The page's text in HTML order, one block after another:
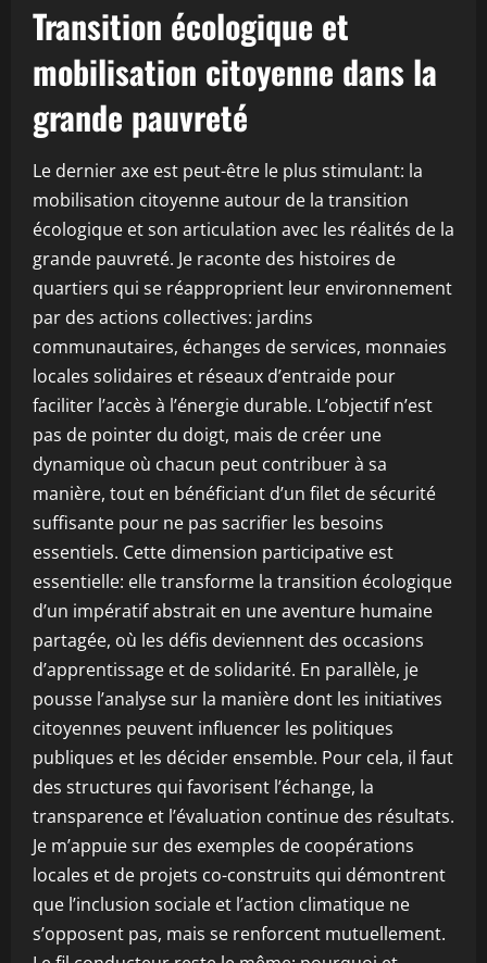
Transition écologique et
mobilisation citoyenne dans la
grande pauvreté
Le dernier axe est peut-être le plus stimulant: la
mobilisation citoyenne autour de la transition
écologique et son articulation avec les réalités de la
grande pauvreté. Je raconte des histoires de
quartiers qui se réapproprient leur environnement
par des actions collectives: jardins
communautaires, échanges de services, monnaies
locales solidaires et réseaux d’entraide pour
faciliter l’accès à l’énergie durable. L’objectif n’est
pas de pointer du doigt, mais de créer une
dynamique où chacun peut contribuer à sa
manière, tout en bénéficiant d’un filet de sécurité
suffisante pour ne pas sacrifier les besoins
essentiels. Cette dimension participative est
essentielle: elle transforme la transition écologique
d’un impératif abstrait en une aventure humaine
partagée, où les défis deviennent des occasions
d’apprentissage et de solidarité. En parallèle, je
pousse l’analyse sur la manière dont les initiatives
citoyennes peuvent influencer les politiques
publiques et les décider ensemble. Pour cela, il faut
des structures qui favorisent l’échange, la
transparence et l’évaluation continue des résultats.
Je m’appuie sur des exemples de coopérations
locales et de projets co-construits qui démontrent
que l’inclusion sociale et l’action climatique ne
s’opposent pas, mais se renforcent mutuellement.